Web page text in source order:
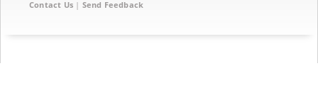
Contact Us | Send Feedback